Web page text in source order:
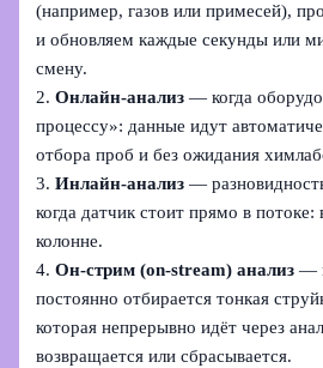
(например, газов или примесей),
и обновляем каждые секунды или
смену.
2.Онлайн‑анализ — когда
процессу»: данные идут
отбора проб и без ожидания
3.Инлайн‑анализ —
когда датчик стоит прямо в потоке:
колонне.
4.Он‑стрим (on‑stream) анализ —
постоянно отбирается тонкая
которая непрерывно идёт через
возвращается или сбрасывается.